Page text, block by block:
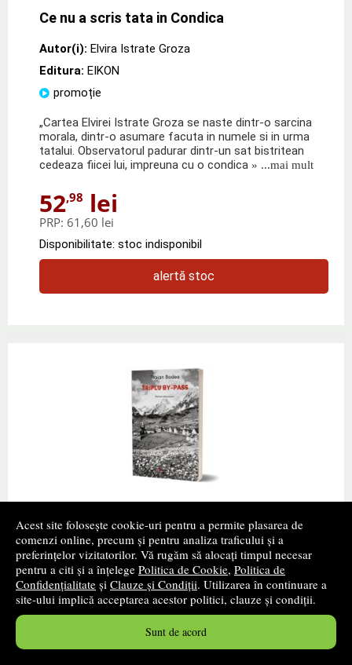
Acest site folosește cookie-uri pentru a permite plasarea de
comenzi online, precum și pentru analiza traficului și a
preferințelor vizitatorilor. Vă rugăm să alocați timpul necesar
pentru a citi și a înțelege Politica de Cookie, Politica de
Confidențialitate și Clauze și Condiții. Utilizarea în continuare a
site-ului implică acceptarea acestor politici, clauze și condiții.
Sunt de acord
Ce nu a scris tata in Condica
Autor(i): Elvira Istrate Groza
Editura: EIKON
promoție
„Cartea Elvirei Istrate Groza se naste dintr-o sarcina
morala, dintr-o asumare facuta in numele si in urma
tatalui. Observatorul padurar dintr-un sat bistritean
cedeaza fiicei lui, impreuna cu o condica » ...mai mult
52,98 lei
PRP: 61,60 lei
Disponibilitate: stoc indisponibil
alertă stoc
TRIPLU BY-PASS
Autor(i): Traian Bodea
Editura: EIKON
promoție
era mai usor de suportat. Nu mai simtea durerile
care%u2011l chinuisera, mai ales, in momentul cand il